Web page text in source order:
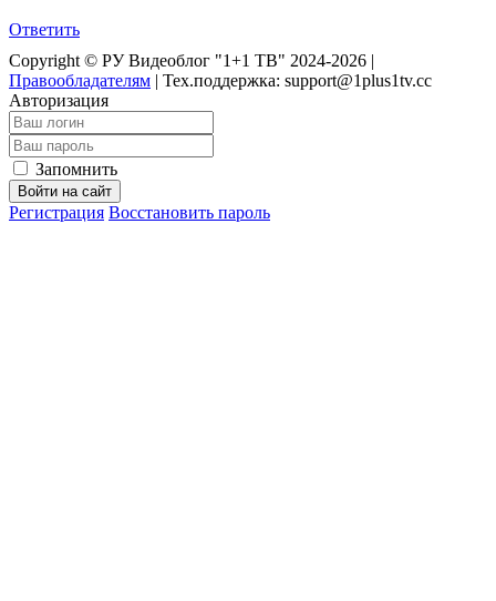
Ответить
Copyright © РУ Видеоблог "1+1 ТВ" 2024-2026 |
Правообладателям | Тех.поддержка: support@1plus1tv.cc
Авторизация
Запомнить
Войти на сайт
Регистрация Восстановить пароль